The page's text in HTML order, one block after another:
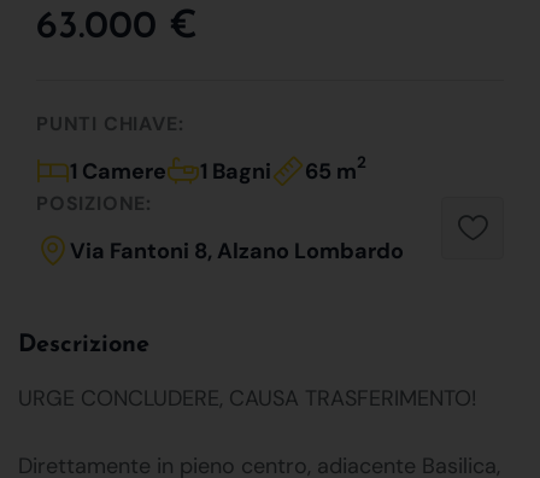
63.000 €
PUNTI CHIAVE:
1 Camere 1 Bagni 65 m2
POSIZIONE:
Via Fantoni 8, Alzano Lombardo
Descrizione
URGE CONCLUDERE, CAUSA TRASFERIMENTO!
Direttamente in pieno centro, adiacente Basilica,